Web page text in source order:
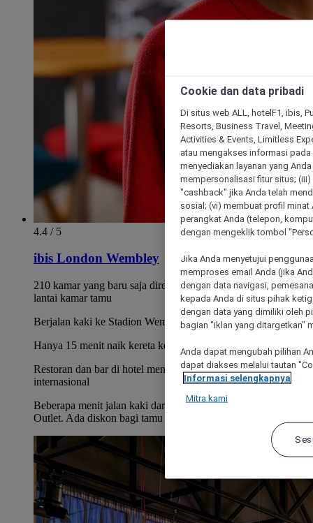
4.4 / 5
ibis London Wembley
210 kamar yang baru saja direnovasi yang tersebar di 14
lantai kamar tamu
Berjalan kaki ke Stadion Wembley dan SSE Arena
Hanya 15 menit naik kereta ke London Pusat
Restoran dan bar di hotel menyajikan pilihan masakan
internasional
Beberapa menit jalan kaki dari area belanja London Designer
Outlet. Ada diskon bagi tamu hotel
Cookie dan data pribadi
Di situs web ALL, hotelF1, ibis,
Resorts, Business Travel,
Activities & Events, Limitless
atau mengakses informasi
menyediakan layanan yang
mempersonalisasi fitur situs;
"cashback" jika Anda telah
sosial; (vi) membuat profil
perangkat Anda (telepon,
dengan mengeklik tombol
Jika Anda menyetujui
memproses email Anda (jika
dengan data navigasi,
kepada Anda di situs pihak
dengan data yang dimiliki oleh
bagian "iklan yang ditargetkan"
Anda dapat mengubah pilihan
dapat diakses melalui tautan
Informasi selengkapnya
Mitra kami